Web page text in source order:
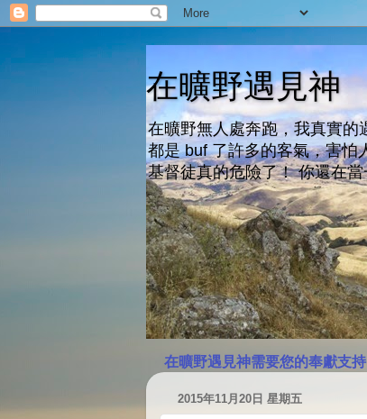
在曠野遇見神
在曠野無人處奔跑，我真實的
都是 buf 了許多的客氣，害怕
基督徒真的危險了！ 你還在
在曠野遇見神需要您的奉獻支
2015年11月20日 星期五